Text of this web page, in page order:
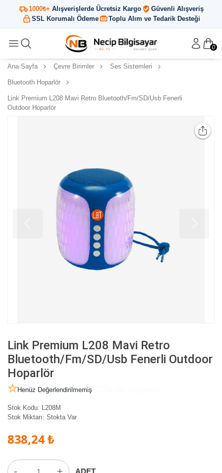
1000₺+ Alışverişlerde Ücretsiz Kargo
Güvenli Alışveriş
SSL Korumalı Ödeme
Toplu Alım ve Tedarik Desteği
0
Ana Sayfa Çevre Birimler Ses Sistemleri
Bluetooth Hoparlör
Link Premium L208 Mavi Retro Bluetooth/Fm/SD/Usb Fenerli
Outdoor Hoparlör
Link Premium L208 Mavi Retro
Bluetooth/Fm/SD/Usb Fenerli Outdoor
Hoparlör
Henüz Değerlendirilmemiş
Stok Kodu: L208M
Stok Miktarı: Stokta Var
838,24 ₺